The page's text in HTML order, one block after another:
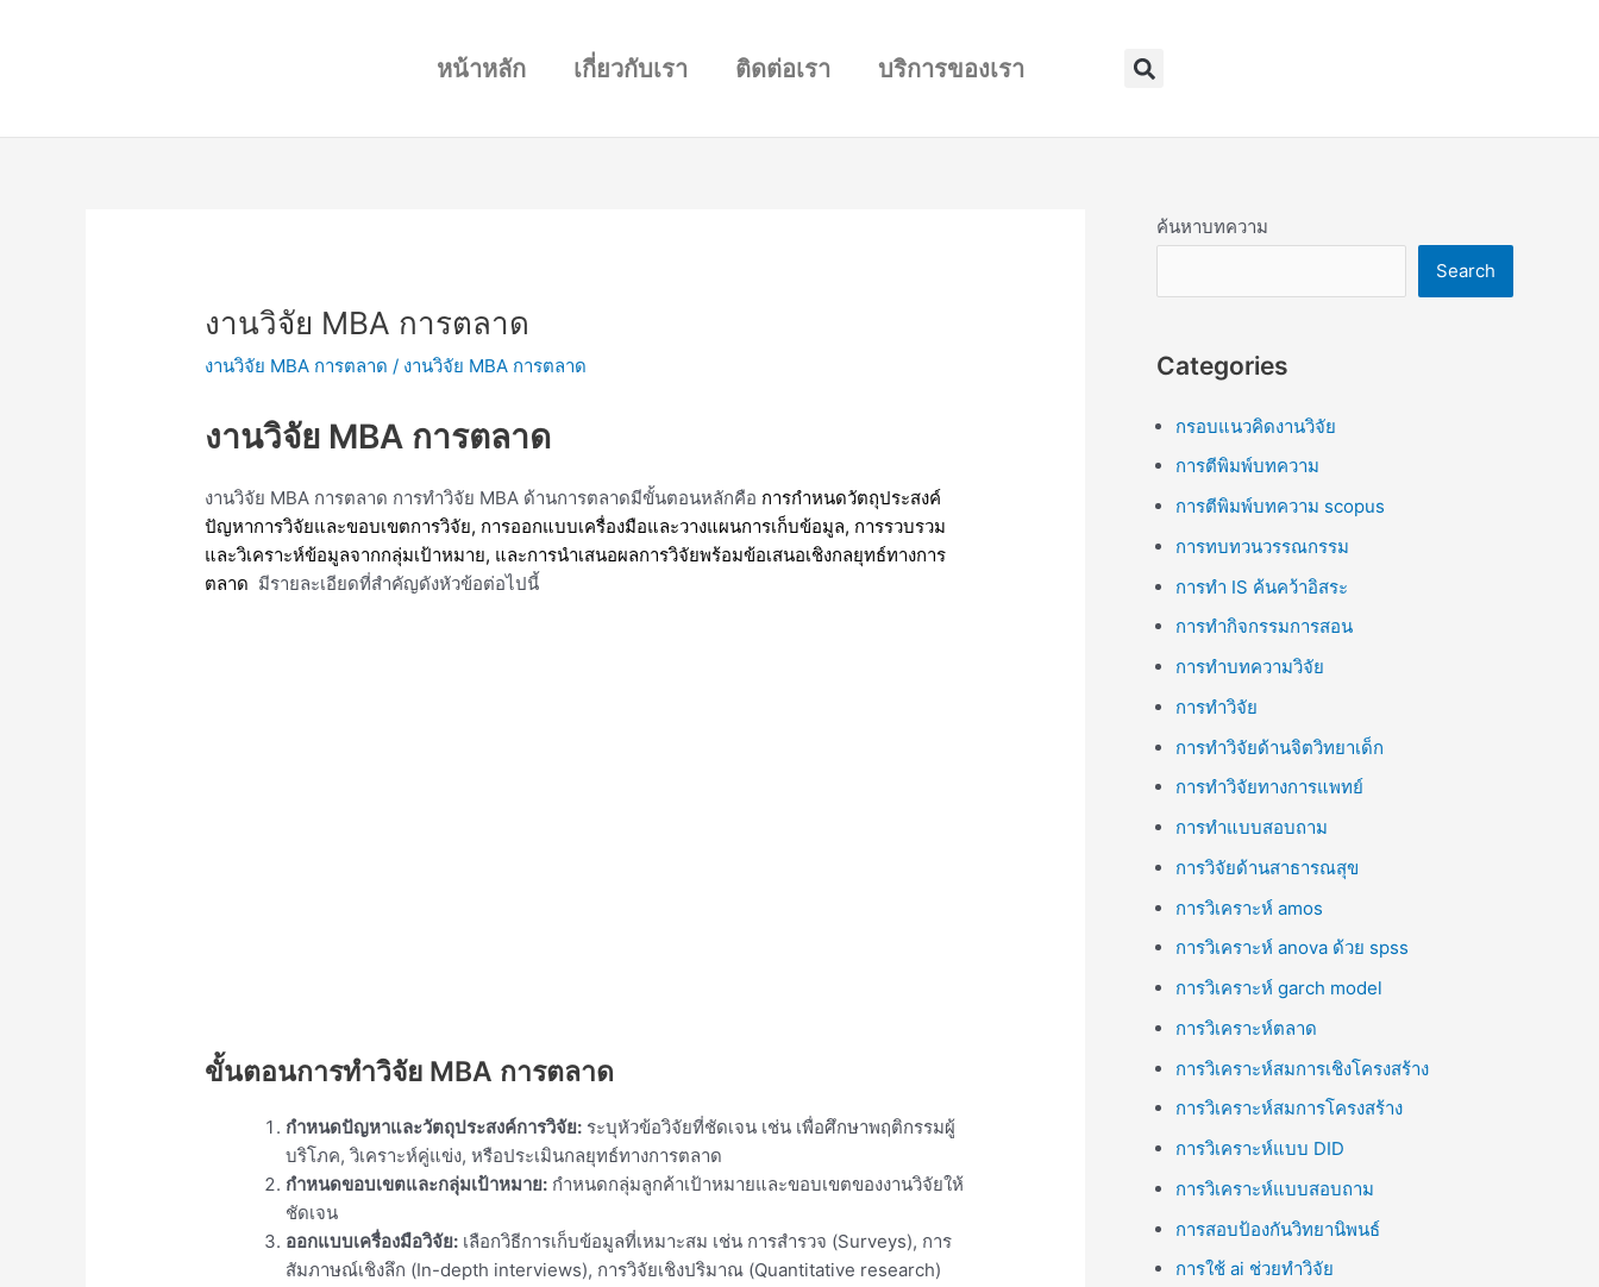
หน้าหลัก เกี่ยวกับเรา ติดต่อเรา บริการของเรา Search
งานวิจัย MBA การตลาด
งานวิจัย MBA การตลาด / งานวิจัย MBA การตลาด
งานวิจัย MBA การตลาด
งานวิจัย MBA การตลาด การทำวิจัย MBA ด้านการตลาดมีขั้นตอนหลักคือ การกำหนดวัตถุประสงค์
ปัญหาการวิจัยและขอบเขตการวิจัย, การออกแบบเครื่องมือและวางแผนการเก็บข้อมูล, การรวบรวม
และวิเคราะห์ข้อมูลจากกลุ่มเป้าหมาย, และการนำเสนอผลการวิจัยพร้อมข้อเสนอเชิงกลยุทธ์ทางการ
ตลาด มีรายละเอียดที่สำคัญดังหัวข้อต่อไปนี้
ขั้นตอนการทำวิจัย MBA การตลาด
กำหนดปัญหาและวัตถุประสงค์การวิจัย:ระบุหัวข้อวิจัยที่ชัดเจน เช่น เพื่อศึกษาพฤติกรรมผู้
บริโภค, วิเคราะห์คู่แข่ง, หรือประเมินกลยุทธ์ทางการตลาด
กำหนดขอบเขตและกลุ่มเป้าหมาย:กำหนดกลุ่มลูกค้าเป้าหมายและขอบเขตของงานวิจัยให้
ชัดเจน
ออกแบบเครื่องมือวิจัย:เลือกวิธีการเก็บข้อมูลที่เหมาะสม เช่น การสำรวจ (Surveys), การ
สัมภาษณ์เชิงลึก (In-depth interviews), การวิจัยเชิงปริมาณ (Quantitative research)
ค้นหาบทความ
Search
Categories
กรอบแนวคิดงานวิจัย
การตีพิมพ์บทความ
การตีพิมพ์บทความ scopus
การทบทวนวรรณกรรม
การทำ IS ค้นคว้าอิสระ
การทำกิจกรรมการสอน
การทำบทความวิจัย
การทำวิจัย
การทำวิจัยด้านจิตวิทยาเด็ก
การทำวิจัยทางการแพทย์
การทำแบบสอบถาม
การวิจัยด้านสาธารณสุข
การวิเคราะห์ amos
การวิเคราะห์ anova ด้วย spss
การวิเคราะห์ garch model
การวิเคราะห์ตลาด
การวิเคราะห์สมการเชิงโครงสร้าง
การวิเคราะห์สมการโครงสร้าง
การวิเคราะห์แบบ DID
การวิเคราะห์แบบสอบถาม
การสอบป้องกันวิทยานิพนธ์
การใช้ ai ช่วยทำวิจัย